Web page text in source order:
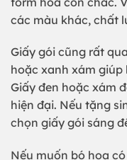
các màu khác, chất
Giấy gói cũng rất
hoặc xanh xám giúp
Giấy đen hoặc xám
hiện đại. Nếu tặng
chọn giấy gói sáng
Nếu muốn bó hoa